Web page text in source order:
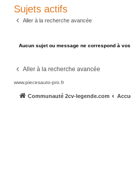
Sujets actifs
Aller à la recherche avancée
Aucun sujet ou message ne correspond à
Aller à la recherche avancée
www.piecesauto-pro.fr
Communauté 2cv-legende.com